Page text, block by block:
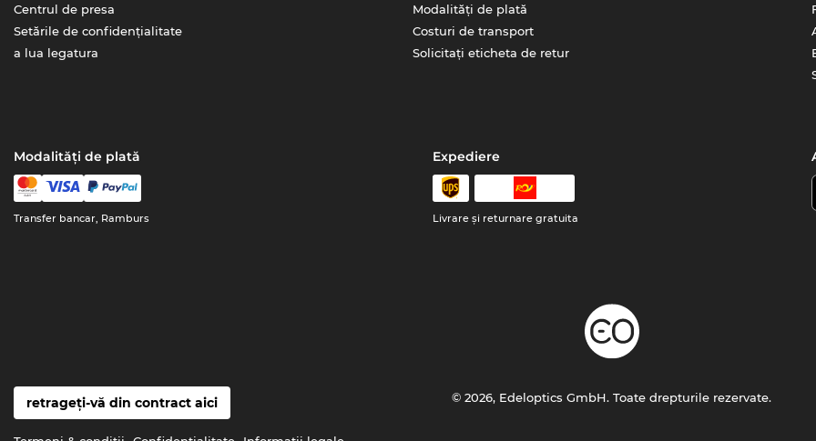
Centrul de presa
Setările de confidențialitate
a lua legatura
Modalități de plată
Costuri de transport
Solicitați eticheta de retur
Modalități de plată
Transfer bancar, Ramburs
Expediere
Livrare şi returnare gratuita
retrageți-vă din contract aici © 2026, Edeloptics GmbH. Toate drepturile rezervate.